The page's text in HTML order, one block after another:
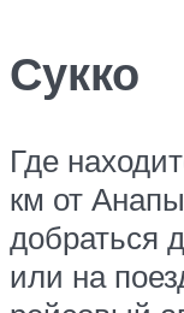
Сукко
Где
км от
добраться
или на